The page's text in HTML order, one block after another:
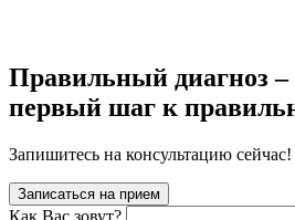
Правильный диагноз –
первый шаг к
Запишитесь на консультацию сейчас!
Записаться на прием
Как Вас зовут?